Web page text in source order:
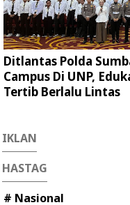
Ditlantas Polda
Campus Di UNP,
Tertib Berlalu Lintas
IKLAN
HASTAG
# Nasional